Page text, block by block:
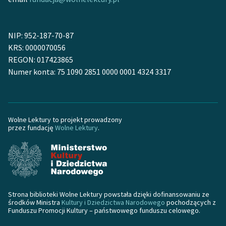
Kolekcje edukacyjne
twórców przechodzących
do domeny publicznej,
Odkurzamy bohaterów
Lektur
O nas
Kontakt
O projekcie
NIP: 952-187-70-87
KRS: 0000070056
REGON: 017423865
Numer konta: 75 1090 2851 0000 0001 4324 3317
Wolne Lektury to projekt prowadzony
przez fundację Wolne Lektury.
Strona biblioteki Wolne Lektury powstała dzięki dofinansowaniu ze
środków Ministra Kultury i Dziedzictwa Narodowego pochodzących z
Funduszu Promocji Kultury – państwowego funduszu celowego.